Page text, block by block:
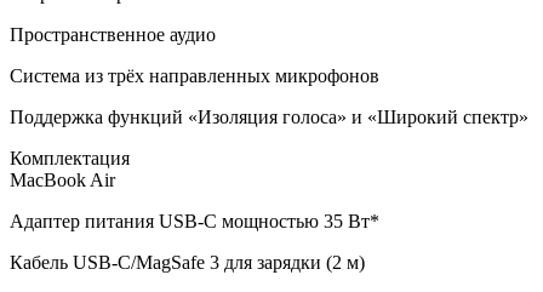
Пространственное аудио
Система из трёх направленных микрофонов
Поддержка функций «Изоляция голоса» и «Широкий спектр»
Комплектация
MacBook Air
Адаптер питания USB‑C мощностью 35 Вт*
Кабель USB‑C/MagSafe 3 для зарядки (2 м)